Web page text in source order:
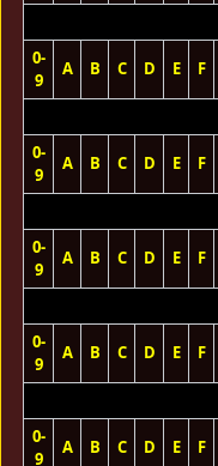
0-
9
A B C D E F
0-
9
A B C D E F
0-
9
A B C D E F
0-
9
A B C D E F
0-
9
A B C D E F